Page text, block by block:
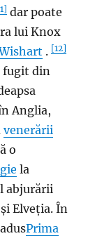
dar poate
lui Knox
.[12]
fugit din
Anglia,
venerării
o
la
abjurării
Elveția. În
Prima